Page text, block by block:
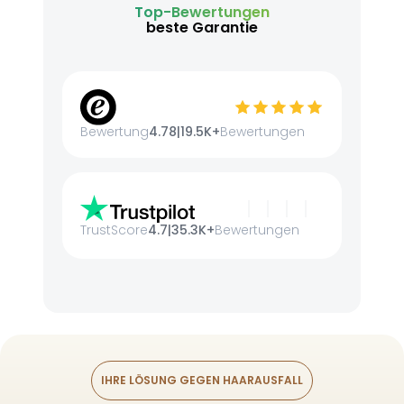
Top-Bewertungen
beste Garantie
Bewertung4.78|19.5K+Bewertungen
TrustScore4.7|35.3K+Bewertungen
IHRE LÖSUNG GEGEN HAARAUSFALL